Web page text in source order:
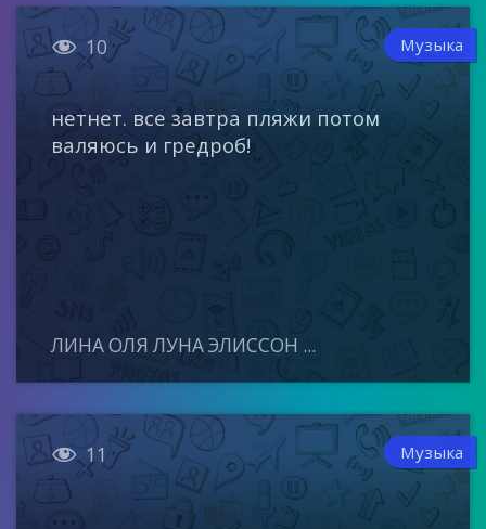
 10 Музыка
нетнет. все завтра пляжи потом
валяюсь и гредроб!
ЛИНА ОЛЯ ЛУНА ЭЛИССОН ...
 11 Музыка